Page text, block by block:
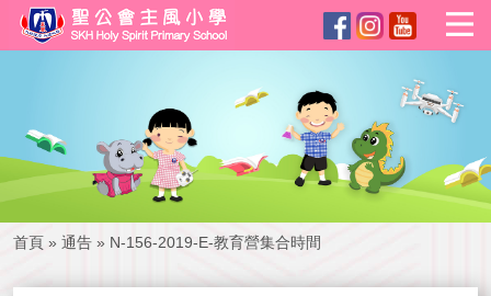
首頁 » 通告 » N-156-2019-E-教育營集合時間